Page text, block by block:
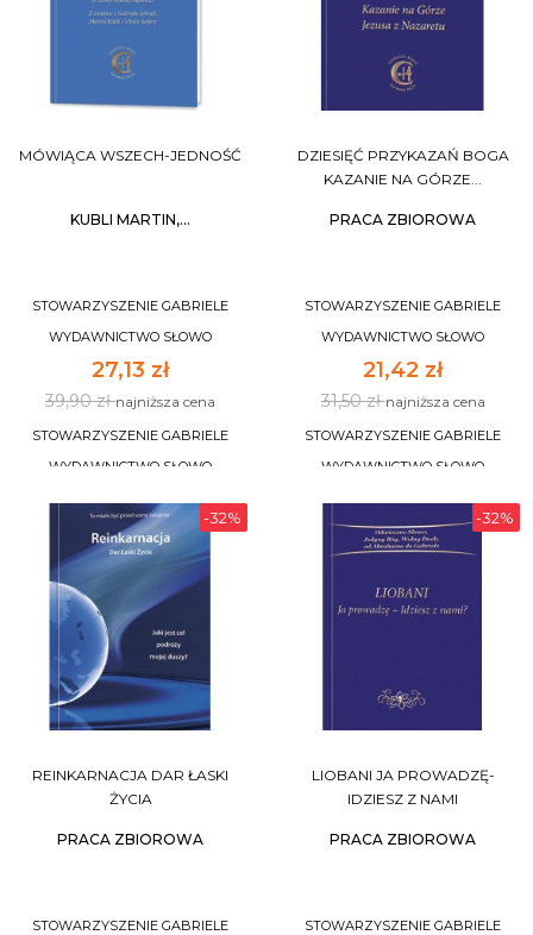
MÓWIĄCA WSZECH-JEDNOŚĆ
KUBLI MARTIN,...
STOWARZYSZENIE GABRIELE
WYDAWNICTWO SŁOWO
27,13 zł
39,90 złnajniższa cena
STOWARZYSZENIE GABRIELE
WYDAWNICTWO SŁOWO
DO KOSZYKA
DZIESIĘĆ PRZYKAZAŃ BOGA
KAZANIE NA GÓRZE...
PRACA ZBIOROWA
STOWARZYSZENIE GABRIELE
WYDAWNICTWO SŁOWO
21,42 zł
31,50 złnajniższa cena
STOWARZYSZENIE GABRIELE
WYDAWNICTWO SŁOWO
DO KOSZYKA
-32%
REINKARNACJA DAR ŁASKI
ŻYCIA
PRACA ZBIOROWA
STOWARZYSZENIE GABRIELE
-32%
LIOBANI JA PROWADZĘ-
IDZIESZ Z NAMI
PRACA ZBIOROWA
STOWARZYSZENIE GABRIELE